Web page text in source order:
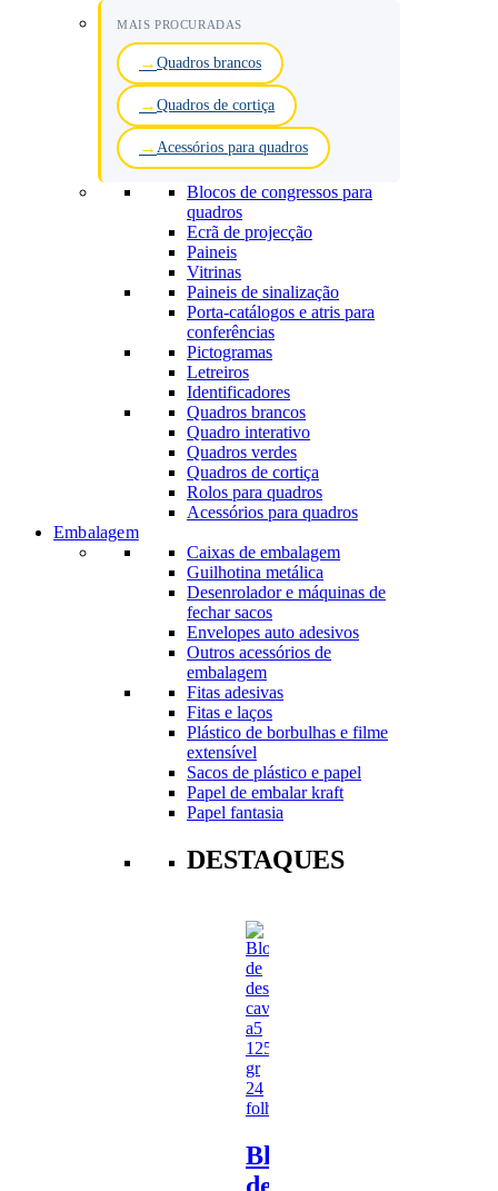
MAIS PROCURADAS
Quadros brancos
Quadros de cortiça
Acessórios para quadros
Blocos de congressos para
quadros
Ecrã de projecção
Paineis
Vitrinas
Paineis de sinalização
Porta-catálogos e atris para
conferências
Pictogramas
Letreiros
Identificadores
Quadros brancos
Quadro interativo
Quadros verdes
Quadros de cortiça
Rolos para quadros
Acessórios para quadros
Embalagem
Caixas de embalagem
Guilhotina metálica
Desenrolador e máquinas de
fechar sacos
Envelopes auto adesivos
Outros acessórios de
embalagem
Fitas adesivas
Fitas e laços
Plástico de borbulhas e filme
extensível
Sacos de plástico e papel
Papel de embalar kraft
Papel fantasia
DESTAQUES
Bloco
de